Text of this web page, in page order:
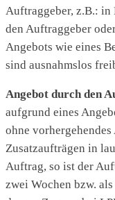
Auftraggeber, z.B.:
den Auftraggeber
Angebots wie eines
sind ausnahmslos
Angebot durch den
aufgrund eines
ohne
Zusatzaufträgen in
Auftrag, so ist der
zwei Wochen bzw.